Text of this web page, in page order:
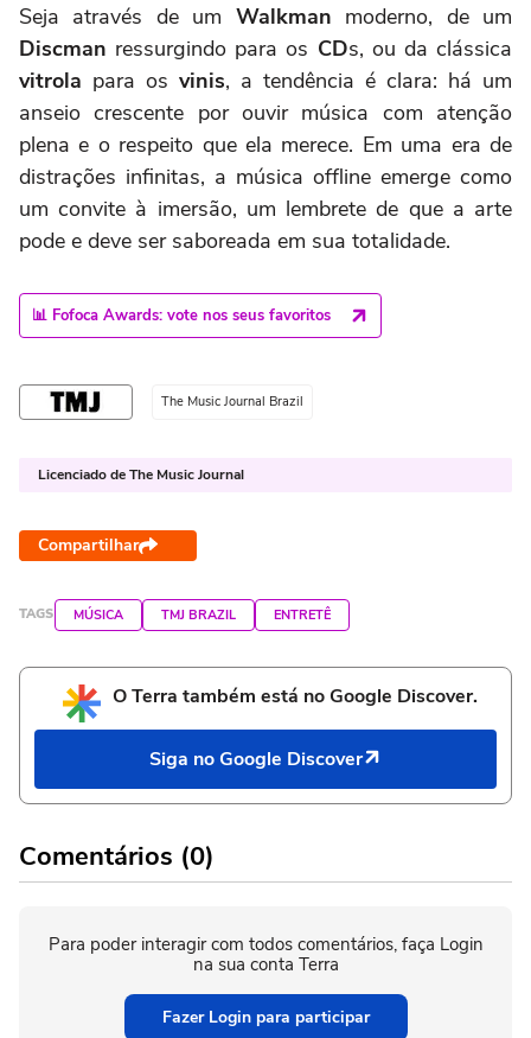
Seja através de um Walkman moderno, de um
Discman ressurgindo para os CDs, ou da clássica
vitrola para os vinis, a tendência é clara: há um
anseio crescente por ouvir música com atenção
plena e o respeito que ela merece. Em uma era de
distrações infinitas, a música offline emerge como
um convite à imersão, um lembrete de que a arte
pode e deve ser saboreada em sua totalidade.
📊 Fofoca Awards: vote nos seus favoritos
The Music Journal Brazil
Licenciado de The Music Journal
Compartilhar
TAGS MÚSICA TMJ BRAZIL ENTRETÊ
O Terra também está no Google Discover.
Siga no Google Discover
Comentários (0)
Para poder interagir com todos comentários, faça Login
na sua conta Terra
Fazer Login para participar